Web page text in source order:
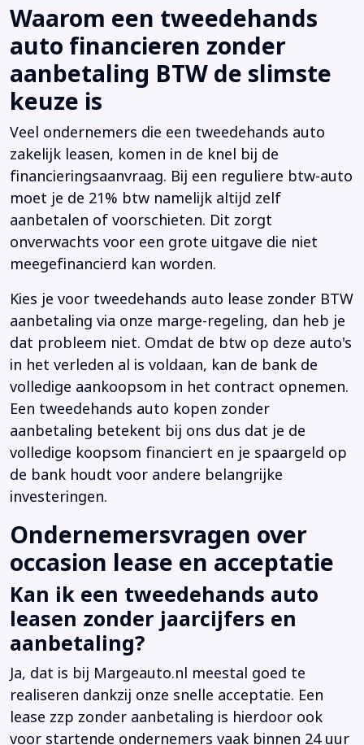
Waarom een tweedehands
auto financieren zonder
aanbetaling BTW de slimste
keuze is
Veel ondernemers die een tweedehands auto
zakelijk leasen, komen in de knel bij de
financieringsaanvraag. Bij een reguliere btw-auto
moet je de 21% btw namelijk altijd zelf
aanbetalen of voorschieten. Dit zorgt
onverwachts voor een grote uitgave die niet
meegefinancierd kan worden.
Kies je voor tweedehands auto lease zonder BTW
aanbetaling via onze marge-regeling, dan heb je
dat probleem niet. Omdat de btw op deze auto's
in het verleden al is voldaan, kan de bank de
volledige aankoopsom in het contract opnemen.
Een tweedehands auto kopen zonder
aanbetaling betekent bij ons dus dat je de
volledige koopsom financiert en je spaargeld op
de bank houdt voor andere belangrijke
investeringen.
Ondernemersvragen over
occasion lease en acceptatie
Kan ik een tweedehands auto
leasen zonder jaarcijfers en
aanbetaling?
Ja, dat is bij Margeauto.nl meestal goed te
realiseren dankzij onze snelle acceptatie. Een
lease zzp zonder aanbetaling is hierdoor ook
voor startende ondernemers vaak binnen 24 uur